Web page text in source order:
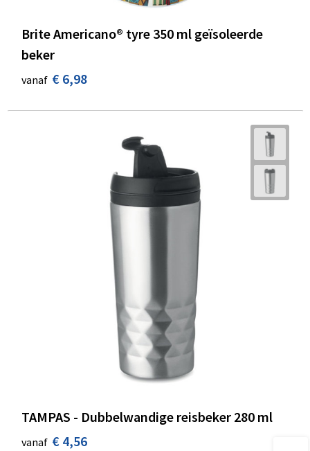
Brite Americano® tyre 350 ml geïsoleerde
beker
vanaf € 6,98
TAMPAS - Dubbelwandige reisbeker 280 ml
vanaf € 4,56